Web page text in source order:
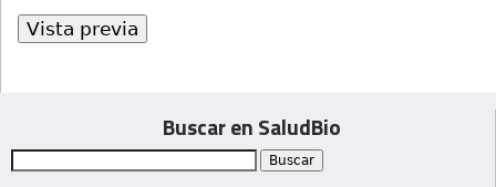
Buscar en SaludBio